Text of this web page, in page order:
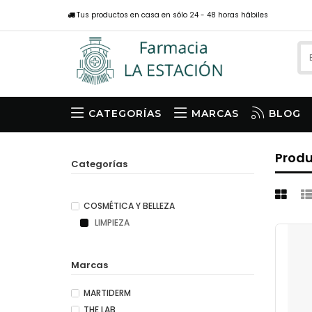
Tus productos en casa en sólo 24 - 48 horas hábiles
CATEGORÍAS MARCAS BLOG
Categorías
COSMÉTICA Y BELLEZA
LIMPIEZA
Marcas
MARTIDERM
THE LAB